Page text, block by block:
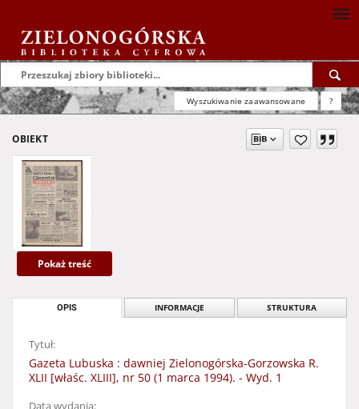
Wyszukiwanie zaawansowane ?
OBIEKT
Pokaż treść
OPIS INFORMACJE STRUKTURA
Tytuł:
Gazeta Lubuska : dawniej Zielonogórska-Gorzowska R.
XLII [właśc. XLIII], nr 50 (1 marca 1994). - Wyd. 1
Data wydania: